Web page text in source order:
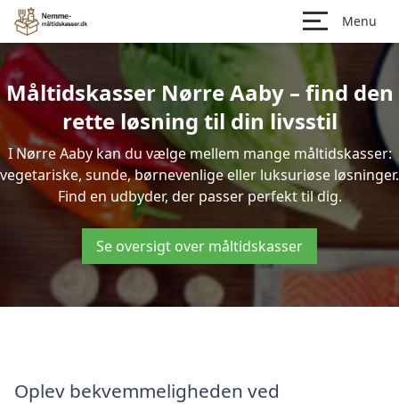
Menu
Måltidskasser Nørre Aaby – find den
rette løsning til din livsstil
I Nørre Aaby kan du vælge mellem mange måltidskasser:
vegetariske, sunde, børnevenlige eller luksuriøse løsninger.
Find en udbyder, der passer perfekt til dig.
Se oversigt over måltidskasser
Oplev bekvemmeligheden ved